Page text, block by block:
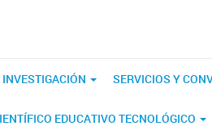
INVESTIGACIÓN SERVICIOS Y
EDUCATIVO TECNOLÓGICO